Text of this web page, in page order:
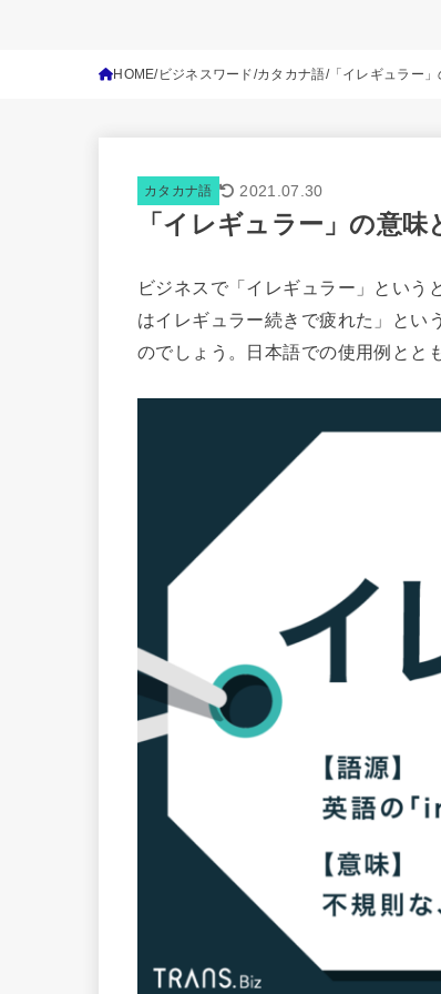
HOME ビジネスワード カタカナ語 「イレギュラー
カタカナ語 2021.07.30
「イレギュラー」の意
ビジネスで「イレギュラー」という
はイレギュラー続きで疲れた」とい
のでしょう。日本語での使用例とと